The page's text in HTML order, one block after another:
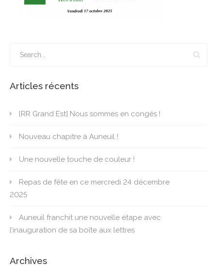
Articles récents
[RR Grand Est] Nous sommes en congés !
Nouveau chapitre à Auneuil !
Une nouvelle touche de couleur !
Repas de fête en ce mercredi 24 décembre
2025
Auneuil franchit une nouvelle étape avec
l’inauguration de sa boîte aux lettres
Archives